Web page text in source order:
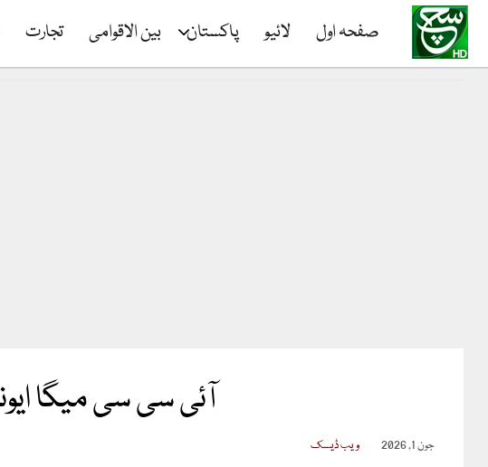
صفحہ اول لائیو پاکستان بین الاقوامی تجارت
آئی سی سی میگا
جون 1, 2026 ویب ڈیسک